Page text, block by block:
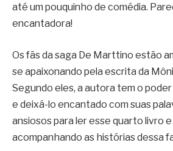
até um pouquinho de comédia.
encantadora!
Os fãs da saga De Marttino estão
se apaixonando pela escrita da
Segundo eles, a autora tem o
e deixá-lo encantado com suas
ansiosos para ler esse quarto livro
acompanhando as histórias dessa